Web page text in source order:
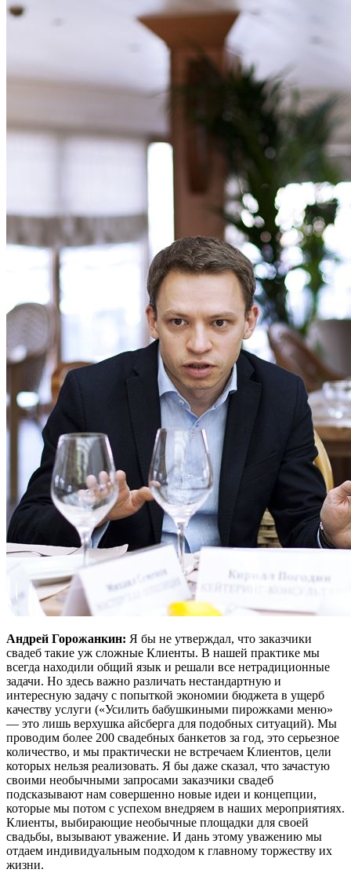
Андрей Горожанкин: Я бы не утверждал, что заказчики
свадеб такие уж сложные Клиенты. В нашей практике мы
всегда находили общий язык и решали все нетрадиционные
задачи. Но здесь важно различать нестандартную и
интересную задачу с попыткой экономии бюджета в ущерб
качеству услуги («Усилить бабушкиными пирожками меню»
— это лишь верхушка айсберга для подобных ситуаций). Мы
проводим более 200 свадебных банкетов за год, это серьезное
количество, и мы практически не встречаем Клиентов, цели
которых нельзя реализовать. Я бы даже сказал, что зачастую
своими необычными запросами заказчики свадеб
подсказывают нам совершенно новые идеи и концепции,
которые мы потом с успехом внедряем в наших мероприятиях.
Клиенты, выбирающие необычные площадки для своей
свадьбы, вызывают уважение. И дань этому уважению мы
отдаем индивидуальным подходом к главному торжеству их
жизни.